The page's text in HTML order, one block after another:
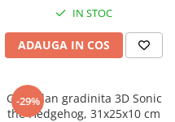
IN STOC
ADAUGA IN COS
-29%
Ghiozdan gradinita 3D Sonic
the Hedgehog, 31x25x10 cm